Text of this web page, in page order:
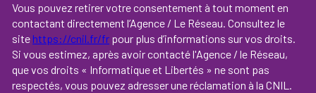
Vous pouvez retirer votre consentement à tout moment en
contactant directement l’Agence / Le Réseau. Consultez le
site https://cnil.fr/fr pour plus d’informations sur vos droits.
Si vous estimez, après avoir contacté l'Agence / le Réseau,
que vos droits « Informatique et Libertés » ne sont pas
respectés, vous pouvez adresser une réclamation à la CNIL.